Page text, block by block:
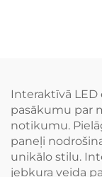
Interaktīvā
pasākumu par
notikumu.
paneļi
unikālo stilu.
jebkura veida